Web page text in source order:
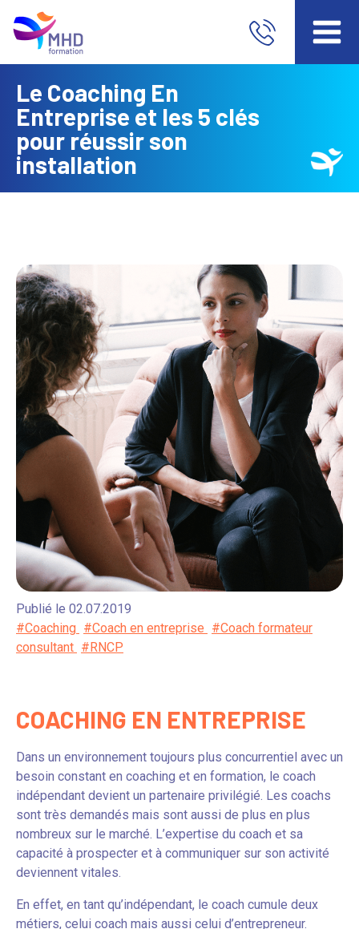
Le Coaching En
Entreprise et les 5 clés
pour réussir son
installation
Publié le 02.07.2019
#Coaching #Coach en entreprise #Coach formateur
consultant #RNCP
COACHING EN ENTREPRISE
Dans un environnement toujours plus concurrentiel avec un
besoin constant en coaching et en formation, le coach
indépendant devient un partenaire privilégié. Les coachs
sont très demandés mais sont aussi de plus en plus
nombreux sur le marché. L’expertise du coach et sa
capacité à prospecter et à communiquer sur son activité
deviennent vitales.
En effet, en tant qu’indépendant, le coach cumule deux
métiers, celui coach mais aussi celui d’entrepreneur.